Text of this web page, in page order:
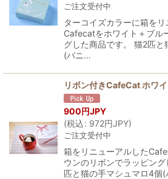
ご注文受付中
ターコイズカラーに箱を
Cafecatをホワイト＋ブル
グした商品です。 猫2匹
(バニ…
リボン付きCafeCat ホワイ
900円JPY
(税込: 972円JPY)
ご注文受付中
箱をリニューアルした
ウンのリボンでラッピン
匹と猫の手マシュマロ4個